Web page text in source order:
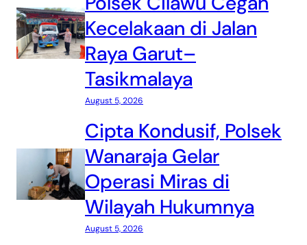
Kecelakaan di Jalan
Raya Garut–
Tasikmalaya
August 5, 2026
Cipta Kondusif, Polsek
Wanaraja Gelar
Operasi Miras di
Wilayah Hukumnya
August 5, 2026